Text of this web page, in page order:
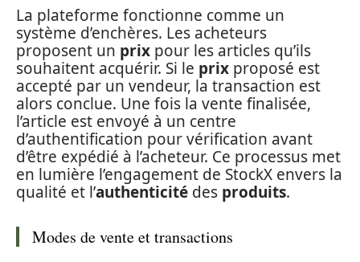
La plateforme fonctionne comme un
système d’enchères. Les acheteurs
proposent un prix pour les articles qu’ils
souhaitent acquérir. Si le prix proposé est
accepté par un vendeur, la transaction est
alors conclue. Une fois la vente finalisée,
l’article est envoyé à un centre
d’authentification pour vérification avant
d’être expédié à l’acheteur. Ce processus met
en lumière l’engagement de StockX envers la
qualité et l’authenticité des produits.
Modes de vente et transactions